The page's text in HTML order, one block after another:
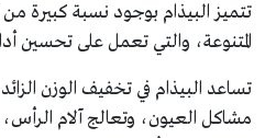
تتميز البيذام بوجود نسبة كبيرة من
المتنوعة، والتي تعمل على تحسين
تساعد البيذام في تخفيف الوزن
مشاكل العيون، وتعالج آلام